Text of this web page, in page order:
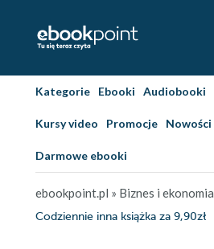
Kategorie Ebooki Audiobooki
Kursy video Promocje Nowości
Darmowe ebooki
ebookpoint.pl » Biznes i ekonomia
Codziennie inna książka za 9,90zł